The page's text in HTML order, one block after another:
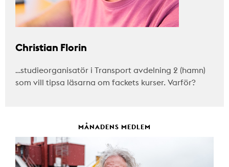
Christian Florin
…studieorganisatör i Transport avdelning 2 (hamn)
som vill tipsa läsarna om fackets kurser. Varför?
MÅNADENS MEDLEM